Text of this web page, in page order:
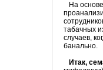
На
табачных
случаев,
банально.
Итак,